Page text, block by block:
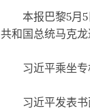
本报巴黎5月5
共和国总统马克龙
习近平乘坐专机
习近平发表书